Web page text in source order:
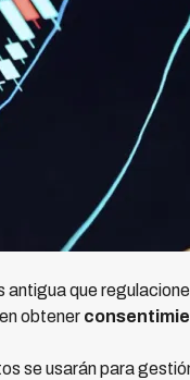
antigua que
obtener
se usarán para